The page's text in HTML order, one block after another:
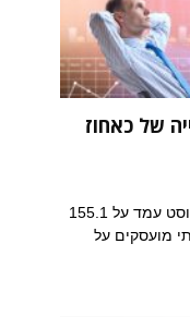
של כאחוז
דו"ח של הלמ"ס: מספר הבלתי מועסקים באוגוסט עמד על 155.1
שיעור הבלתי מועסקים על